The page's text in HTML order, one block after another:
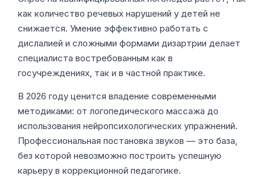
как количество речевых нарушений у детей не
снижается. Умение эффективно работать с
дислалией и сложными формами дизартрии делает
специалиста востребованным как в
госучреждениях, так и в частной практике.
В 2026 году ценится владение современными
методиками: от логопедического массажа до
использования нейропсихологических упражнений.
Профессиональная постановка звуков — это база,
без которой невозможно построить успешную
карьеру в коррекционной педагогике.